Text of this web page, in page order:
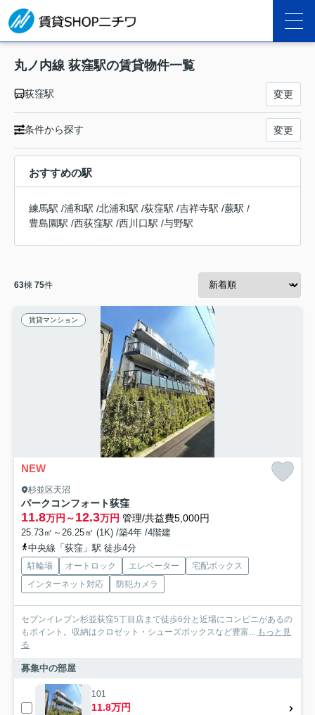
丸ノ内線 荻窪駅の賃貸物件一覧
荻窪駅 変更
条件から探す 変更
おすすめの駅
練馬駅 /浦和駅 /北浦和駅 /荻窪駅 /吉祥寺駅 /蕨駅 /
豊島園駅 /西荻窪駅 /西川口駅 /与野駅
63棟 75件
賃貸マンション
NEW
杉並区天沼
パークコンフォート荻窪
11.8万円～12.3万円 管理/共益費5,000円
25.73㎡～26.25㎡ (1K) /築4年 /4階建
中央線「荻窪」駅 徒歩4分
駐輪場 オートロック エレベーター
宅配ボックス
インターネット対応
防犯カメラ
セブンイレブン杉並荻窪5丁目店まで徒歩6分と近場にコンビニがあるの
もポイント。収納はクロゼット・シューズボックスなど豊富...
もっと見
る
募集中の部屋
101
11.8万円